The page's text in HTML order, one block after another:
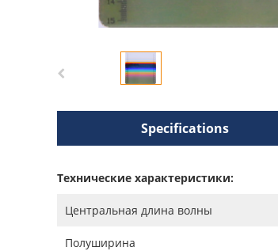
Specifications
Технические характеристики:
Центральная длина волны
Полуширина